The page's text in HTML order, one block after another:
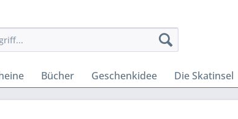
Bücher Geschenkidee Die Skatinsel